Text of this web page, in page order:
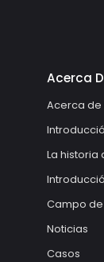
Acerca
Acerca de
La
Campo
Noticias
Casos